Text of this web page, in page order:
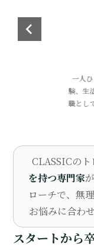
定員まで：姪
【無料
一人
験、生
職とし
CLASSICのト
を持つ専門家
ローチで、無
お悩みに合わ
スタートから